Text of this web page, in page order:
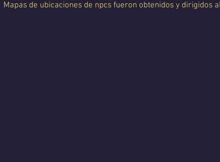
Mapas de ubicaciones de npcs fueron obtenidos y dirigidos